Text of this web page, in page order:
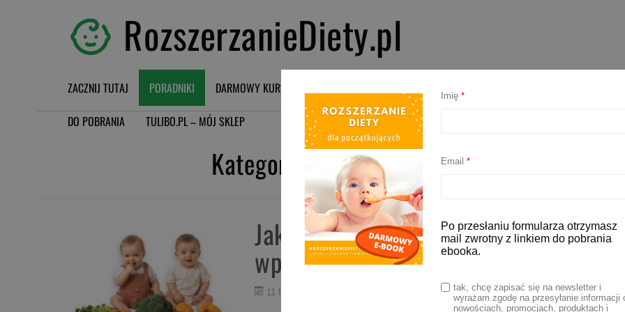
RozszerzanieDiety.pl
ZACZNIJ TUTAJ PORADNIKI DARMOWY KURS BLW
DO POBRANIA
TULIBO.PL – MÓJ SKLEP
Kategoria:
Pierwsze smaki
Jakie warzywa dla niemowlaka i kiedy
wprowadzić?
11 lipca 2026
Imię *
Email *
Po przesłaniu formularza otrzymasz
mail zwrotny z linkiem do pobrania
ebooka.
tak, chcę zapisać się na newsletter i
wyrażam zgodę na przesyłanie informacji
nowościach, promocjach, produktach i